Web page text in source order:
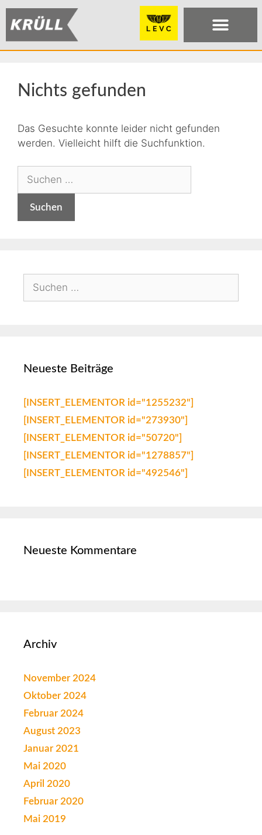
Nichts gefunden
Das Gesuchte konnte leider nicht gefunden
werden. Vielleicht hilft die Suchfunktion.
Neueste Beiträge
[INSERT_ELEMENTOR id="1255232"]
[INSERT_ELEMENTOR id="273930"]
[INSERT_ELEMENTOR id="50720"]
[INSERT_ELEMENTOR id="1278857"]
[INSERT_ELEMENTOR id="492546"]
Neueste Kommentare
Archiv
November 2024
Oktober 2024
Februar 2024
August 2023
Januar 2021
Mai 2020
April 2020
Februar 2020
Mai 2019